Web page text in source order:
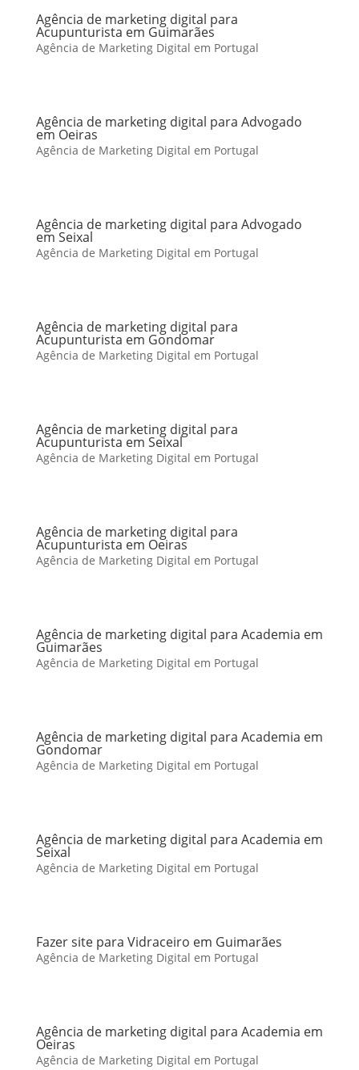
Agência de marketing digital para
Acupunturista em Guimarães
Agência de Marketing Digital em Portugal
Agência de marketing digital para Advogado
em Oeiras
Agência de Marketing Digital em Portugal
Agência de marketing digital para Advogado
em Seixal
Agência de Marketing Digital em Portugal
Agência de marketing digital para
Acupunturista em Gondomar
Agência de Marketing Digital em Portugal
Agência de marketing digital para
Acupunturista em Seixal
Agência de Marketing Digital em Portugal
Agência de marketing digital para
Acupunturista em Oeiras
Agência de Marketing Digital em Portugal
Agência de marketing digital para Academia em
Guimarães
Agência de Marketing Digital em Portugal
Agência de marketing digital para Academia em
Gondomar
Agência de Marketing Digital em Portugal
Agência de marketing digital para Academia em
Seixal
Agência de Marketing Digital em Portugal
Fazer site para Vidraceiro em Guimarães
Agência de Marketing Digital em Portugal
Agência de marketing digital para Academia em
Oeiras
Agência de Marketing Digital em Portugal